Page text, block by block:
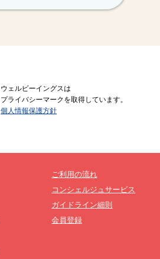
ウェルビーイングスは
プライバシーマークを取得しています。
個人情報保護方針
ご利用の流れ
コンシェルジュサービス
ガイドライン細則
会員登録